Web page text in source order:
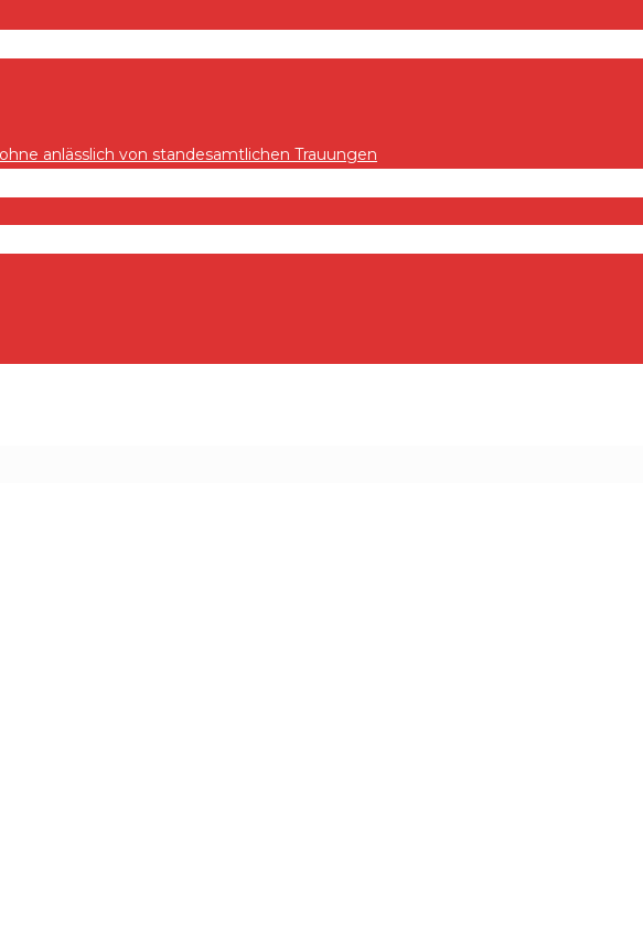
anlässlich von standesamtlichen Trauungen